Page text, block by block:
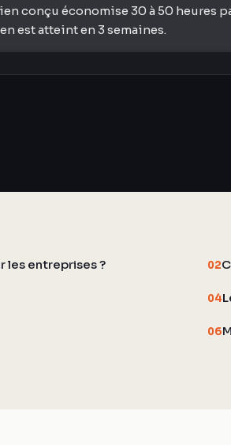
conçu économise 30 à 50 heures
est atteint en 3 semaines.
les entreprises ? 02
04
06